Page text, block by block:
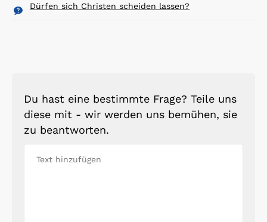
Dürfen sich Christen scheiden lassen?
Du hast eine bestimmte Frage? Teile uns
diese mit - wir werden uns bemühen, sie
zu beantworten.